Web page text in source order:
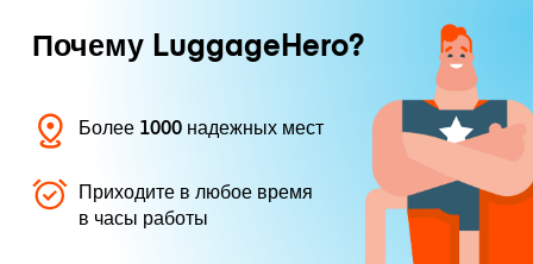
Почему LuggageHero?
Более 1000 надежных мест
Приходите в любое время
в часы работы